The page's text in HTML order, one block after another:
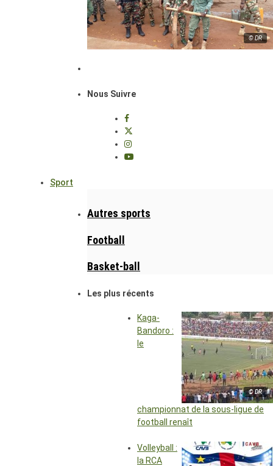
© DR
Nous Suivre
Sport
Autres sports
Football
Basket-ball
Les plus récents
© DR
Kaga-
Bandoro :
le
championnat de la sous-ligue de
football renaît
Volleyball :
la RCA